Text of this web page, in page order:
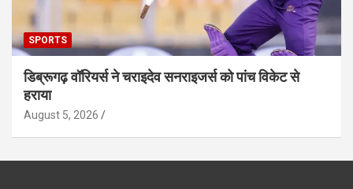
SPORTS
डिब्रूगढ़ वॉरियर्स ने चराइदेव सनराइजर्स को पांच विकेट से
हराया
August 5, 2026